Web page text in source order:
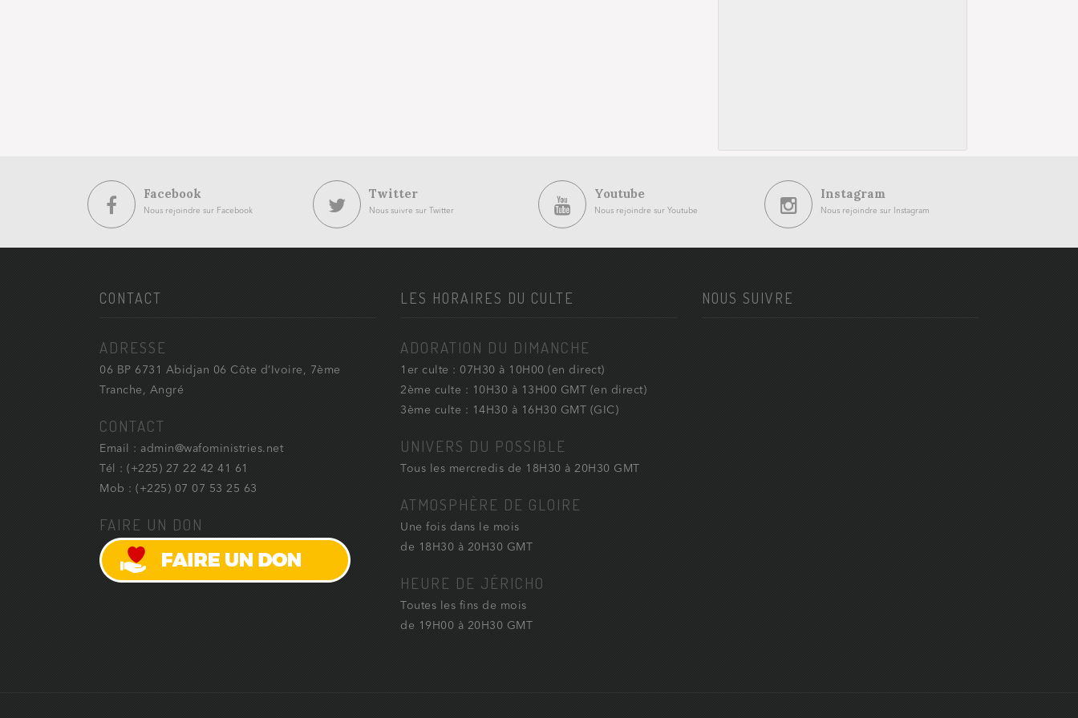
Facebook
Nous rejoindre sur Facebook
Twitter
Nous suivre sur Twitter
Youtube
Nous rejoindre sur Youtube
Instagram
Nous rejoindre sur Instagram
CONTACT
ADRESSE
06 BP 6731 Abidjan 06 Côte d’Ivoire, 7ème
Tranche, Angré
CONTACT
Email : admin@wafoministries.net
Tél : (+225) 27 22 42 41 61
Mob : (+225) 07 07 53 25 63
FAIRE UN DON
LES HORAIRES DU CULTE
ADORATION DU DIMANCHE
1er culte : 07H30 à 10H00 (en direct)
2ème culte : 10H30 à 13H00 GMT (en direct)
3ème culte : 14H30 à 16H30 GMT (GIC)
UNIVERS DU POSSIBLE
Tous les mercredis de 18H30 à 20H30 GMT
ATMOSPHÈRE DE GLOIRE
Une fois dans le mois
de 18H30 à 20H30 GMT
HEURE DE JÉRICHO
Toutes les fins de mois
de 19H00 à 20H30 GMT
NOUS SUIVRE